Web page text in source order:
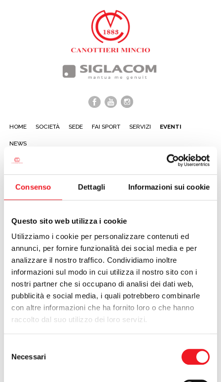
Consenso Dettagli Informazioni sui cookie
Questo sito web utilizza i cookie
Utilizziamo i cookie per personalizzare contenuti ed
annunci, per fornire funzionalità dei social media e per
analizzare il nostro traffico. Condividiamo inoltre
informazioni sul modo in cui utilizza il nostro sito con i
nostri partner che si occupano di analisi dei dati web,
pubblicità e social media, i quali potrebbero combinarle
con altre informazioni che ha fornito loro o che hanno
raccolto dal suo utilizzo dei loro servizi.
delNecessari
HOME SOCIETÀ SEDE FAI SPORT SERVIZI EVENTI
NEWS
PROSSIMI EVENTI:
non ci sono eventi al momento
calendario »
Corso per assistenti bagnanti
13/06/2014